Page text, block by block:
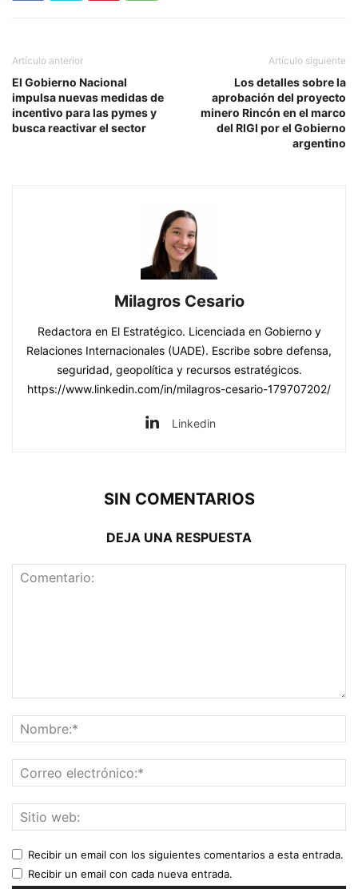
Artículo anterior
El Gobierno Nacional
impulsa nuevas medidas de
incentivo para las pymes y
busca reactivar el sector
Artículo siguiente
Los detalles sobre la
aprobación del proyecto
minero Rincón en el marco
del RIGI por el Gobierno
argentino
Milagros Cesario
Redactora en El Estratégico. Licenciada en Gobierno y
Relaciones Internacionales (UADE). Escribe sobre defensa,
seguridad, geopolítica y recursos estratégicos.
https://www.linkedin.com/in/milagros-cesario-179707202/
Linkedin
SIN COMENTARIOS
DEJA UNA RESPUESTA
Recibir un email con los siguientes comentarios a esta entrada.
Recibir un email con cada nueva entrada.